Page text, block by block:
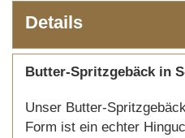
Details
Butter-Spritzgebäck in
Unser Butter-
Form ist ein echter